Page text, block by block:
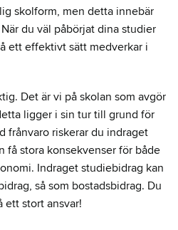
skolform, men detta innebär
du väl påbörjat dina studier
ett effektivt sätt medverkar i
Det är vi på skolan som avgör
ligger i sin tur till grund för
frånvaro riskerar du indraget
få stora konsekvenser för både
Indraget studiebidrag kan
så som bostadsbidrag. Du
ett stort ansvar!